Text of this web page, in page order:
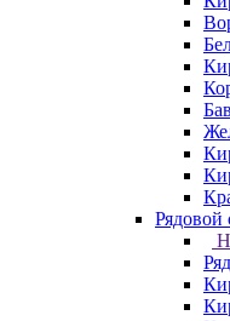
Рядовой